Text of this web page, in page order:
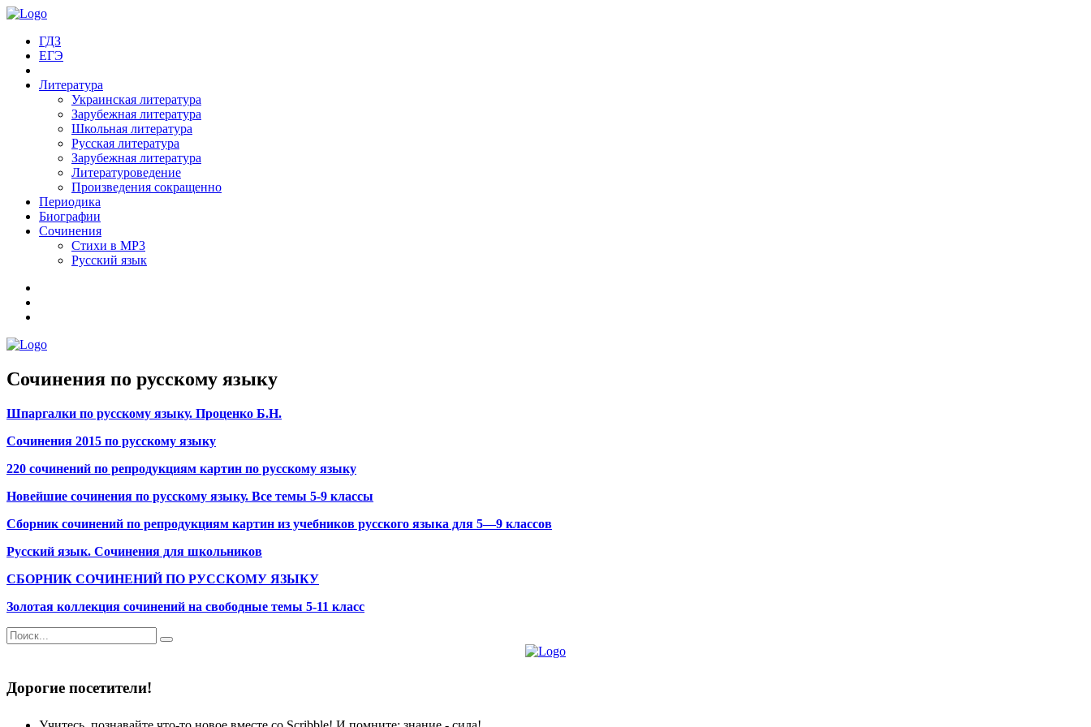
ГДЗ
ЕГЭ
Литература
Украинская литература
Зарубежная литература
Школьная литература
Русская литература
Зарубежная литература
Литературоведение
Произведения сокращенно
Периодика
Биографии
Сочинения
Стихи в MP3
Русский язык
Сочинения по русскому языку
Шпаргалки по русскому языку. Проценко Б.Н.
Сочинения 2015 по русскому языку
220 сочинений по репродукциям картин по русскому языку
Новейшие сочинения по русскому языку. Все темы 5-9 классы
Сборник сочинений по репродукциям картин из учебников русского языка для 5—9 классов
Русский язык. Сочинения для школьников
СБОРНИК СОЧИНЕНИЙ ПО РУССКОМУ ЯЗЫКУ
Золотая коллекция сочинений на свободные темы 5-11 класс
Дорогие посетители!